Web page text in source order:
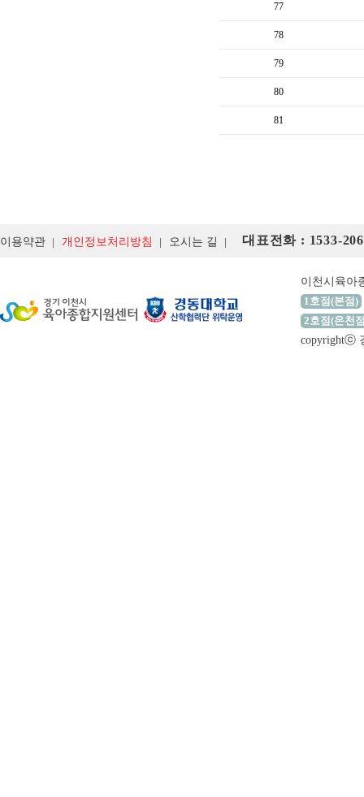
77
78
79
80
81
이용약관 개인정보처리방침 오시는 길 대표전화 : 1533-
이천시육아
1호점(본점)
2호점(온천
copyrightⓒ